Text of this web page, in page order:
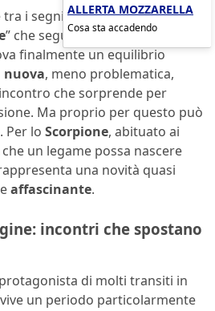
tra i segni più attraversati da
” che segue il14 febbraio
finalmente un equilibrio
nuova, meno problematica,
che sorprende per
Ma proprio per questo può
. Per lo Scorpione, abituato ai
un legame possa nascere
una novità quasi
affascinante.
incontri che spostano
di molti transiti in
vive un periodo particolarmente
ALLERTA MOZZARELLA
Cosa sta accadendo